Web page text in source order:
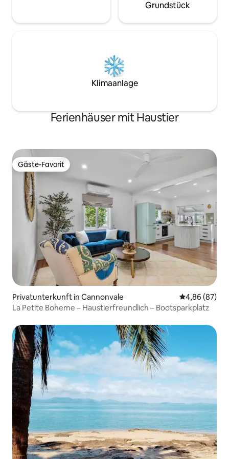
Grundstück
Klimaanlage
Ferienhäuser mit Haustier
Gäste-Favorit
Gäste-Favorit
Privatunterkunft in Cannonvale
4,86 (87)
La Petite Boheme – Haustierfreundlich – Bootsparkplatz